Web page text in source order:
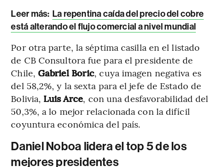
Leer más: La repentina caída del precio del cobre
está alterando el flujo comercial a nivel mundial
Por otra parte, la séptima casilla en el listado
de CB Consultora fue para el presidente de
Chile,Gabriel Boric, cuya imagen negativa es
del 58,2%, y la sexta para el jefe de Estado de
Bolivia, Luis Arce, con una desfavorabilidad del
50,3%, a lo mejor relacionada con la difícil
coyuntura económica del país.
Daniel Noboa lidera el top 5 de los
mejores presidentes